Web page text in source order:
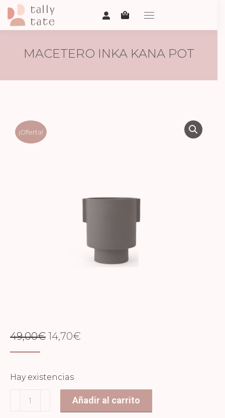
MACETERO INKA KANA POT
¡Oferta!
49,00€ EL
ORIGINAL
ERA:
49,00€.
14,70€
ES:
14,70€.
Hay existencias
Macetero
Añadir al carrito